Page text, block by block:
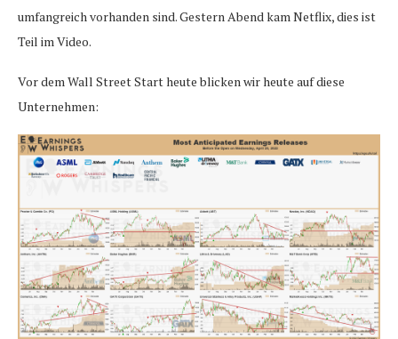
umfangreich vorhanden sind. Gestern Abend kam Netflix, dies ist
Teil im Video.
Vor dem Wall Street Start heute blicken wir heute auf diese
Unternehmen: